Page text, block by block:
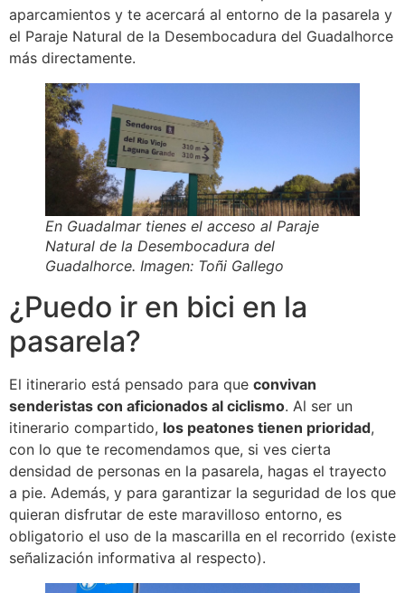
aparcamientos y te acercará al entorno de la pasarela y
el Paraje Natural de la Desembocadura del Guadalhorce
más directamente.
En Guadalmar tienes el acceso al Paraje
Natural de la Desembocadura del
Guadalhorce. Imagen: Toñi Gallego
¿Puedo ir en bici en la
pasarela?
El itinerario está pensado para que convivan
senderistas con aficionados al ciclismo. Al ser un
itinerario compartido, los peatones tienen prioridad,
con lo que te recomendamos que, si ves cierta
densidad de personas en la pasarela, hagas el trayecto
a pie. Además, y para garantizar la seguridad de los que
quieran disfrutar de este maravilloso entorno, es
obligatorio el uso de la mascarilla en el recorrido (existe
señalización informativa al respecto).